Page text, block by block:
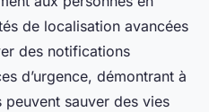
de localisation avancées
des notifications
d’urgence, démontrant à
sauver des vies